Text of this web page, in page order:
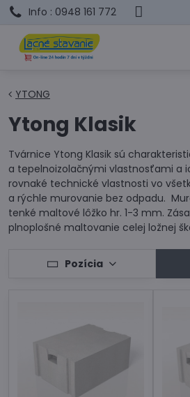
Info : 0948 161 772
YTONG
Ytong Klasik
Tvárnice Ytong Klasik sú
a tepelnoizolačnými vlastnosťami a
rovnaké technické vlastnosti vo
a rýchle murovanie bez odpadu.
tenké maltové lôžko hr. 1-3 mm.
plnoplošné maltovanie celej ložnej
Pozícia